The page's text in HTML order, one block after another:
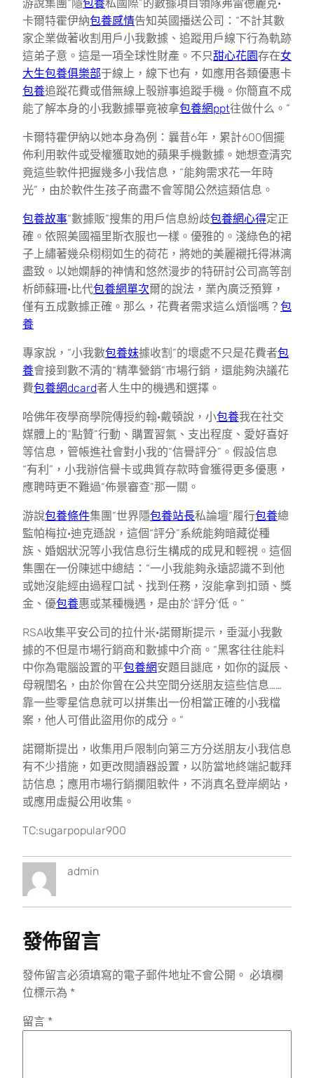
游說集團“隱包養私國際”的數據項目領隊弗雷德麗克·
卡爾特霍伊納包養感情告知英國播送公司：“不計其數
家企業做著收割用戶小我數據、追蹤用戶線下行為軌跡
這弟子意。這是一項全球性財產。不只甜心花園存在女
大生包養俱樂部于線上，線下也有，如應用各類優惠卡
包養追蹤花費或借無線上彀辦事追蹤手機。你簡直不成
能了解本身的小我數據畢竟被拿包養網ppt往做什么。”
卡爾特霍伊納以她本身為例：曩昔6年，累計600個擺
佈利用軟件或受權獲取她的蘋果手機數據。她想查清究
竟這些軟件把握幾多小我信息，“能夠需求花一年時
光”，由於軟件生孩子商盡不會等閒公然這類信息。
包養故事“數據販”搜集的用戶信息紛歧包養網心得定正
確。依照美國福里斯衣服也一樣。優雅的。淺綠色的裙
子上繡著幾朵栩栩如生的荷花，將她的美麗襯托得淋漓
盡致。以她嫻靜的神情和悠然漫步的特研討公司高等剖
析師蘇珊·比代包養網單次爾的說法，業內廣泛預算，
僅有五成數據正確。那么，花費者需求這么煩惱嗎？ 包
養
專家說，“小我數包養妹據收割”的壞處不只是花費者包
養會接到數不清的“精準營銷”市場行銷，還能夠決議花
費包養網dcard者人生中的機遇和選擇。
哈佛年夜學商學院傳授約翰·戴頓說，小包養我在社交
媒體上的“點贊”行動、購置習氣、支出程度、愛好喜好
等信息，管帳進社會對小我的“信譽評分”。假設信息
“有利”，小我辦信譽卡或典質存款時會獲得更多優惠，
應聘時更不難過“佈景審查”那一關。
游說包養條件集團“世界隱包養站長私論壇”履行包養總
監帕梅拉·迪克遜說，這個“評分”系統能夠暗藏從種
族、婚姻狀況等小我信息衍生構成的成見和輕視。這個
集團在一份陳述中總結：“一小我能夠永遠認識不到他
或她沒能經由過程口試、找到任務，沒能拿到扣頭、獎
金、優包養惠或某種機遇，是由於‘評分’低。”
RSA收集平安公司的拉什米·諾爾斯提示，垂涎小我數
據的不但是市場行銷商和數據中介商。“黑客往往能料
中你為電腦設置的平包養網安題目謎底，如你的誕辰、
母親閨名，由於你曾在公共空間分送朋友這些信息……
靠一些零星信息就可以拼集出一份相當正確的小我檔
案，他人可借此盜用你的成分。”
諾爾斯提出，收集用戶限制向第三方分送朋友小我信息
有不少措施，如更改閱讀器設置，以防當地終端記載拜
訪信息；應用市場行銷攔阻軟件，不消真名登岸網站，
或應用虛擬公用收集。
TC:sugarpopular900
admin
發佈留言
發佈留言必須填寫的電子郵件地址不會公開。 必填欄
位標示為 *
留言 *